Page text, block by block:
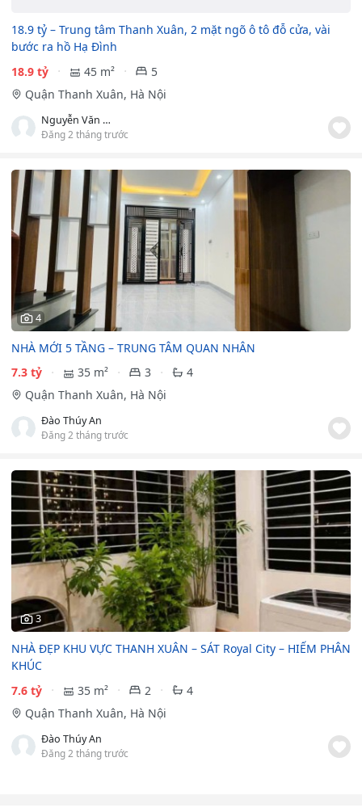
18.9 tỷ – Trung tâm Thanh Xuân, 2 mặt ngõ ô tô đỗ cửa, vài
bước ra hồ Hạ Đình
18.9 tỷ
45 m²
5
Quận Thanh Xuân, Hà Nội
Nguyễn Văn Điệp
Đăng 2 tháng trước
4
NHÀ MỚI 5 TẦNG – TRUNG TÂM QUAN NHÂN
7.3 tỷ
35 m² 3
4
Quận Thanh Xuân, Hà Nội
Đào Thúy An
Đăng 2 tháng trước
3
NHÀ ĐẸP KHU VỰC THANH XUÂN – SÁT Royal City – HIẾM PHÂN
KHÚC
7.6 tỷ
35 m² 2
4
Quận Thanh Xuân, Hà Nội
Đào Thúy An
Đăng 2 tháng trước